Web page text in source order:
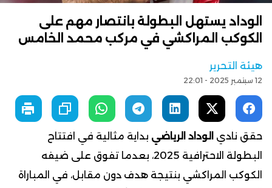
الوداد يستهل البطولة بانتصار مهم على
الكوكب المراكشي في مركب محمد الخامس
هيئة التحرير
12 سبتمبر 2025 - 22:01
حقق نادي الوداد الرياضي بداية مثالية في افتتاح
البطولة الاحترافية 2025، بعدما تفوق على ضيفه
الكوكب المراكشي بنتيجة هدف دون مقابل، في المباراة